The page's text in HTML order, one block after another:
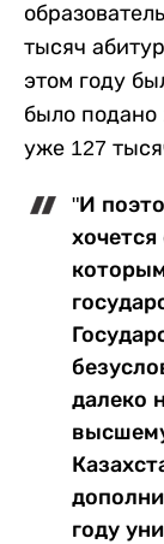
тысяч
этом году
было подано
уже 127
"И
далеко
году